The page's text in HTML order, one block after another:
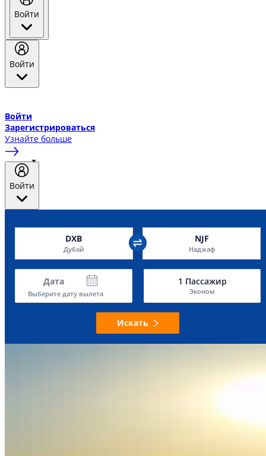
Войти
Войти
Войти
Зарегистрироваться
Узнайте больше
Войти
DXB
Дубай
NJF
Наджаф
Дата
Выберите дату вылета
1 Пассажир
Эконом
Искать